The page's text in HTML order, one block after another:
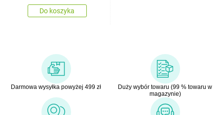
Do koszyka
Darmowa wysyłka powyżej 499 zł
Duży wybór towaru (99 % towaru w
magazynie)